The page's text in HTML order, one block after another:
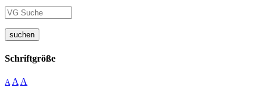
suchen
Schriftgröße
A A A